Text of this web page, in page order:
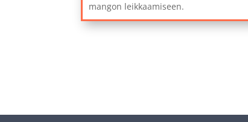
mangon leikkaamiseen.